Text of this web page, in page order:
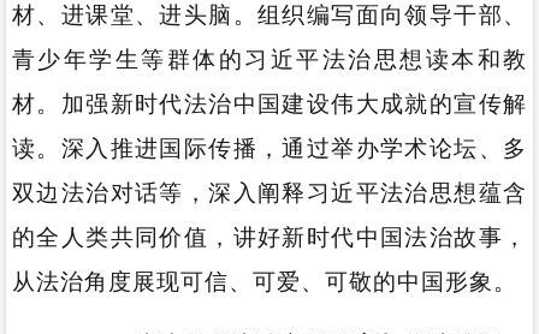
材、进课堂、进头脑。组织编写面向领导干部、
青少年学生等群体的习近平法治思想读本和教
材。加强新时代法治中国建设伟大成就的宣传解
读。深入推进国际传播，通过举办学术论坛、多
双边法治对话等，深入阐释习近平法治思想蕴含
的全人类共同价值，讲好新时代中国法治故事，
从法治角度展现可信、可爱、可敬的中国形象。